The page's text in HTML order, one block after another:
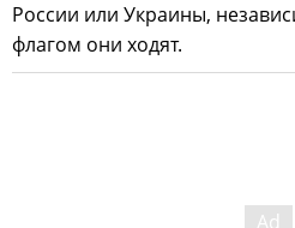
России или Украины,
флагом они ходят.